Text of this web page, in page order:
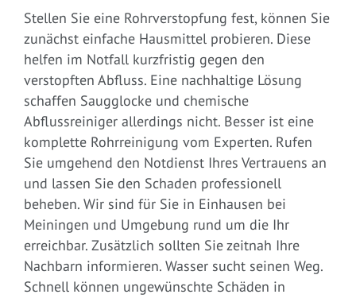
Stellen Sie eine Rohrverstopfung fest, können Sie
zunächst einfache Hausmittel probieren. Diese
helfen im Notfall kurzfristig gegen den
verstopften Abfluss. Eine nachhaltige Lösung
schaffen Saugglocke und chemische
Abflussreiniger allerdings nicht. Besser ist eine
komplette Rohrreinigung vom Experten. Rufen
Sie umgehend den Notdienst Ihres Vertrauens an
und lassen Sie den Schaden professionell
beheben. Wir sind für Sie in Einhausen bei
Meiningen und Umgebung rund um die Ihr
erreichbar. Zusätzlich sollten Sie zeitnah Ihre
Nachbarn informieren. Wasser sucht seinen Weg.
Schnell können ungewünschte Schäden in